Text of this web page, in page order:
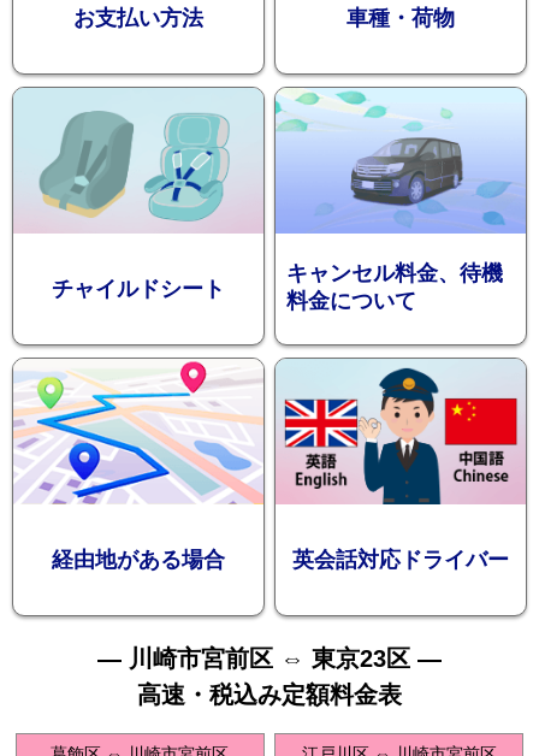
ション
お勧め
お支払い方法 車種・荷物
チャイルドシート
キャンセル料金、待機
料金について
経由地がある場合 英会話対応ドライバー
— 川崎市宮前区 ⇔ 東京23区 —
高速・税込み定額料金表